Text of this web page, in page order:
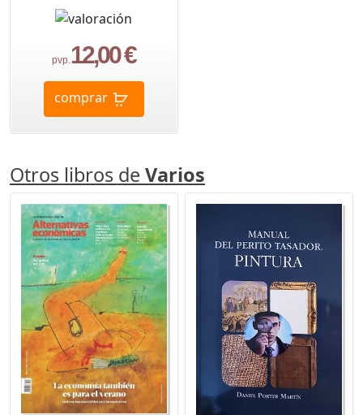
pvp.12,00 €
comprar
Otros libros de Varios